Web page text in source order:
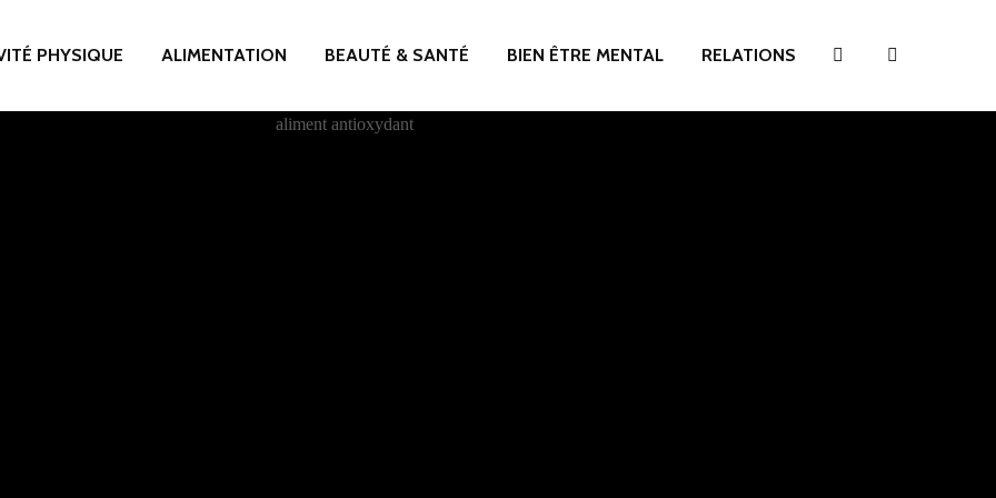
PHYSIQUE ALIMENTATION BEAUTÉ & SANTÉ BIEN ÊTRE MENTAL RELATIONS